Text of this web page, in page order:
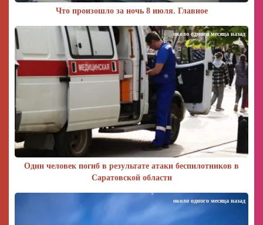
Что произошло за ночь 8 июля. Главное
Один человек погиб в результате атаки беспилотников в
Саратовской области
около одного месяца назад
около одного месяца назад